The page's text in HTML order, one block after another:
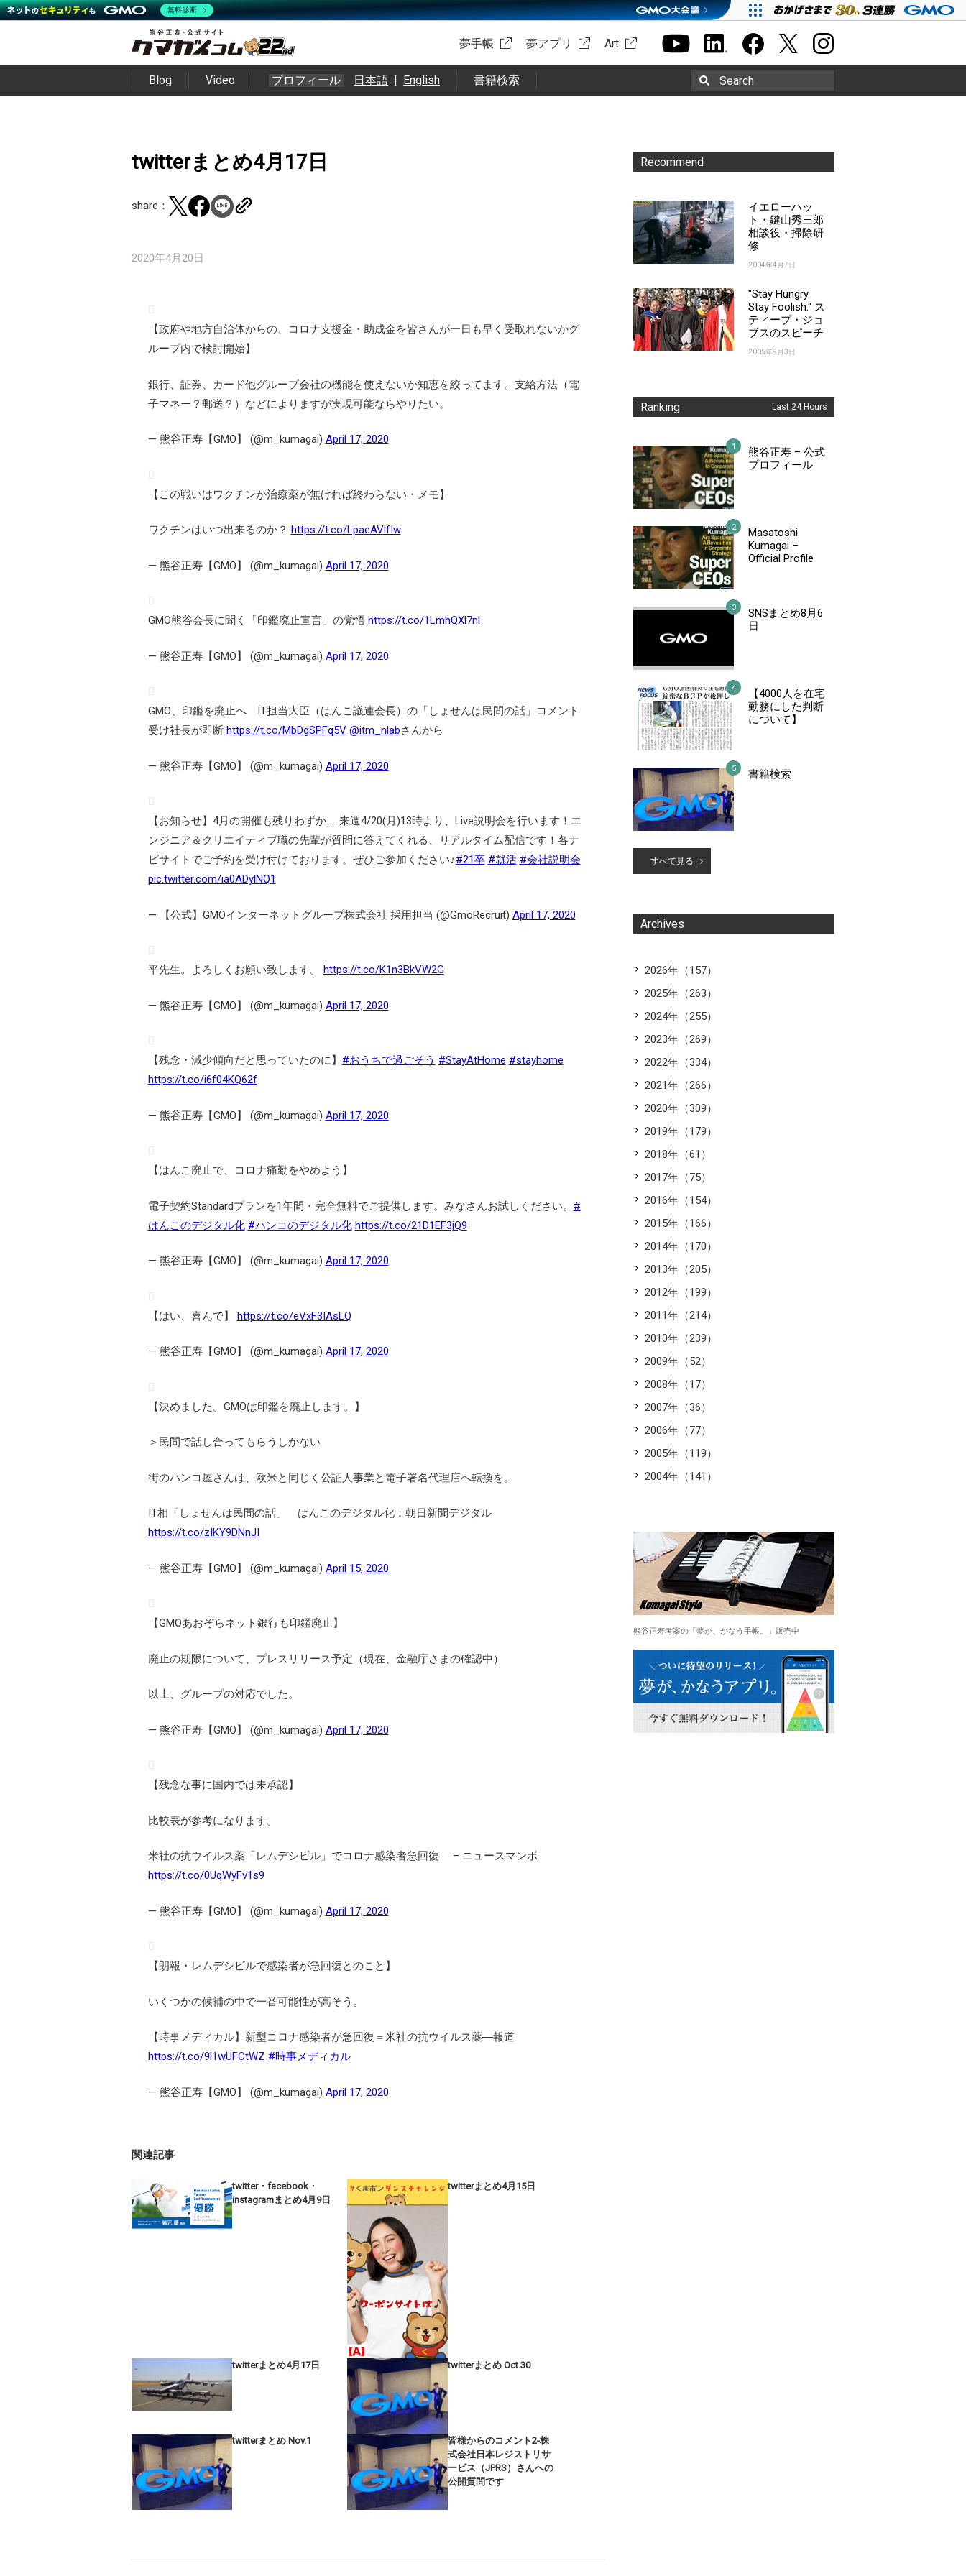
夢手帳 夢アプリ Art
Blog Video プロフィール 日本語 | English 書籍検索 Search
twitterまとめ4月17日
share：
2020年4月20日
【政府や地方自治体からの、コロナ支援金・助成金を皆さんが一日も早く受取れないかグ
ループ内で検討開始】
銀行、証券、カード他グループ会社の機能を使えないか知恵を絞ってます。支給方法（電
子マネー？郵送？）などによりますが実現可能ならやりたい。
— 熊谷正寿【GMO】 (@m_kumagai) April 17, 2020
【この戦いはワクチンか治療薬が無ければ終わらない・メモ】
ワクチンはいつ出来るのか？ https://t.co/LpaeAVlfIw
— 熊谷正寿【GMO】 (@m_kumagai) April 17, 2020
GMO熊谷会長に聞く「印鑑廃止宣言」の覚悟 https://t.co/1LmhQXl7nl
— 熊谷正寿【GMO】 (@m_kumagai) April 17, 2020
GMO、印鑑を廃止へ IT担当大臣（はんこ議連会長）の「しょせんは民間の話」コメント
受け社長が即断 https://t.co/MbDgSPFq5V @itm_nlabさんから
— 熊谷正寿【GMO】 (@m_kumagai) April 17, 2020
【お知らせ】4月の開催も残りわずか……来週4/20(月)13時より、Live説明会を行います！エ
ンジニア＆クリエイティブ職の先輩が質問に答えてくれる、リアルタイム配信です！各ナ
ビサイトでご予約を受け付けております。ぜひご参加ください♪#21卒 #就活 #会社説明会
pic.twitter.com/ia0ADylNQ1
— 【公式】GMOインターネットグループ株式会社 採用担当 (@GmoRecruit) April 17, 2020
平先生。よろしくお願い致します。 https://t.co/K1n3BkVW2G
— 熊谷正寿【GMO】 (@m_kumagai) April 17, 2020
【残念・減少傾向だと思っていたのに】 #おうちで過ごそう #StayAtHome #stayhome
https://t.co/i6f04KQ62f
— 熊谷正寿【GMO】 (@m_kumagai) April 17, 2020
【はんこ廃止で、コロナ痛勤をやめよう】
電子契約Standardプランを1年間・完全無料でご提供します。みなさんお試しください。 #
はんこのデジタル化 #ハンコのデジタル化 https://t.co/21D1EF3jQ9
— 熊谷正寿【GMO】 (@m_kumagai) April 17, 2020
【はい、喜んで】 https://t.co/eVxF3IAsLQ
— 熊谷正寿【GMO】 (@m_kumagai) April 17, 2020
【決めました。GMOは印鑑を廃止します。】
＞民間で話し合ってもらうしかない
街のハンコ屋さんは、欧米と同じく公証人事業と電子署名代理店へ転換を。
IT相「しょせんは民間の話」 はんこのデジタル化：朝日新聞デジタル
https://t.co/zIKY9DNnJI
— 熊谷正寿【GMO】 (@m_kumagai) April 15, 2020
【GMOあおぞらネット銀行も印鑑廃止】
廃止の期限について、プレスリリース予定（現在、金融庁さまの確認中）
以上、グループの対応でした。
— 熊谷正寿【GMO】 (@m_kumagai) April 17, 2020
【残念な事に国内では未承認】
比較表が参考になります。
米社の抗ウイルス薬「レムデシビル」でコロナ感染者急回復 – ニュースマンボ
https://t.co/0UqWyFv1s9
— 熊谷正寿【GMO】 (@m_kumagai) April 17, 2020
【朗報・レムデシビルで感染者が急回復とのこと】
いくつかの候補の中で一番可能性が高そう。
【時事メディカル】新型コロナ感染者が急回復＝米社の抗ウイルス薬―報道
https://t.co/9l1wUFCtWZ #時事メディカル
— 熊谷正寿【GMO】 (@m_kumagai) April 17, 2020
関連記事
twitter・facebook・
instagramまとめ4月9日
twitterまとめ4月15日
twitterまとめ4月17日 twitterまとめ Oct.30
twitterまとめ Nov.1
皆様からのコメント2-株
式会社日本レジストリサ
ービス（JPRS）さんへの
公開質問です
Recommend
イエローハッ
ト・鍵山秀三郎
相談役・掃除研
修
2004年4月7日
"Stay Hungry.
Stay Foolish." ス
ティーブ・ジョ
ブスのスピーチ
2005年9月3日
Ranking Last 24 Hours
熊谷正寿 – 公式
プロフィール
Masatoshi
Kumagai –
Official Profile
SNSまとめ8月6
日
【4000人を在宅
勤務にした判断
について】
書籍検索
すべて見る
Archives
2026年（157）
2025年（263）
2024年（255）
2023年（269）
2022年（334）
2021年（266）
2020年（309）
2019年（179）
2018年（61）
2017年（75）
2016年（154）
2015年（166）
2014年（170）
2013年（205）
2012年（199）
2011年（214）
2010年（239）
2009年（52）
2008年（17）
2007年（36）
2006年（77）
2005年（119）
2004年（141）
熊谷正寿考案の「夢が、かなう手帳。」販売中
無料診断